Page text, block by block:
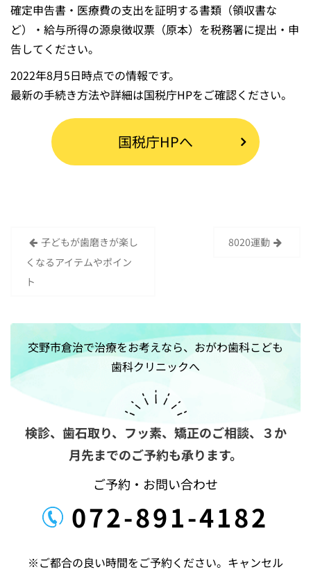
確定申告書・医療費の支出を証明する書類（領収書な
ど）・給与所得の源泉徴収票（原本）を税務署に提出・申
告してください。
2022年8月5日時点での情報です。
最新の手続き方法や詳細は国税庁HPをご確認ください。
国税庁HPへ
投
稿
ナ
ゲ
ー
シ
ョ
子どもが歯磨きが楽し
くなるアイテムやポイン
ト
8020運動
交野市倉治で治療をお考えなら、おがわ歯科こども
歯科クリニックへ
検診、歯石取り、フッ素、矯正のご相談、 ３か
月先までのご予約も承ります。
ご予約・お問い合わせ
072-891-4182
※ご都合の良い時間をご予約ください。キャンセル